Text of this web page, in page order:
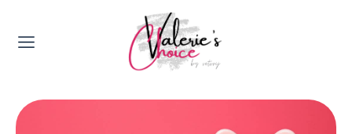
Valerie's Topics
Travel & Culture